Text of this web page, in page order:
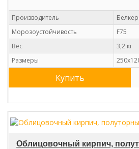
Производитель
Морозоустойчивость
F75
Вес
3,2 кг
Размеры
Купить
Облицовочный кирпич,